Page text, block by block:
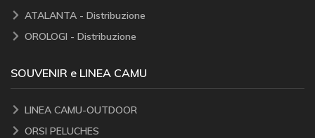
ATALANTA - Distribuzione
OROLOGI - Distribuzione
SOUVENIR e LINEA CAMU
LINEA CAMU-OUTDOOR
ORSI PELUCHES